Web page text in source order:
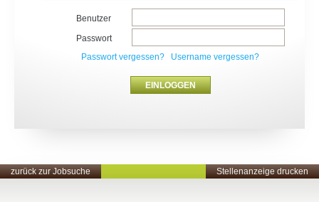
Benutzer
Passwort
Passwort vergessen?
Username vergessen?
zurück zur Jobsuche Stellenanzeige drucken